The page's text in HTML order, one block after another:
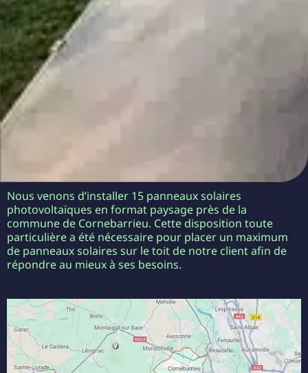
Nous venons d’installer 15 panneaux solaires
photovoltaïques en format paysage près de la
commune de Cornebarrieu. Cette disposition toute
particulière a été nécessaire pour placer un maximum
de panneaux solaires sur le toit de notre client afin de
répondre au mieux à ses besoins.